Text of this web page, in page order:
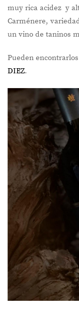
muy rica acidez y
Carménere,
un vino de taninos
Pueden
DIEZ.